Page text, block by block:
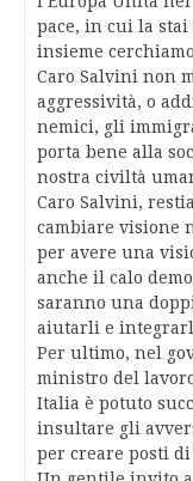
pace, in cui la stai
insieme
Caro Salvini non
aggressività, o
nemici, gli
porta bene alla
nostra civiltà
Caro Salvini,
cambiare visione
per avere una
anche il calo
saranno una
aiutarli e
Per ultimo, nel
ministro del
Italia è potuto
insultare gli
per creare posti